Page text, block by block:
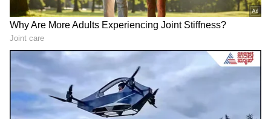
ತನ್ನ ಮಗಳು ನಿರಂತರವಾಗಿ ಇತರರ ಅನುಮೋದನೆ
ಪಡೆಯುವ ಬದಲು, ಆತ್ಮವಿಶ್ವಾಸದಿಂದ ಸ್ವತಂತ್ರ
ನಿರ್ಧಾರಗಳನ್ನು ತೆಗೆದುಕೊಳ್ಳುವಂತೆ ಬೆಳೆಯಬೇಕೆಂದು ಅವರು